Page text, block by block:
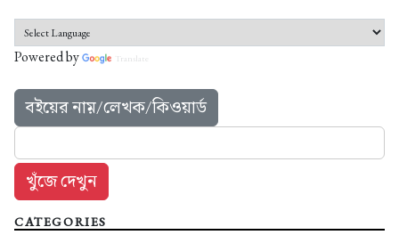
Powered by Translate
বইয়ের নাম়/লেখক/কিওয়ার্ড
CATEGORIES